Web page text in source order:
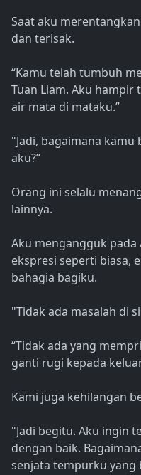
Saat aku
dan terisak.
“Kamu telah tumbuh
Tuan Liam. Aku
air mata di mataku.”
"Jadi, bagaimana
aku?”
Orang ini selalu
lainnya.
Aku mengangguk
ekspresi seperti biasa,
bahagia bagiku.
"Tidak ada masalah di
“Tidak ada yang
ganti rugi kepada
Kami juga kehilangan
"Jadi begitu. Aku ingin
dengan baik.
senjata tempurku yang